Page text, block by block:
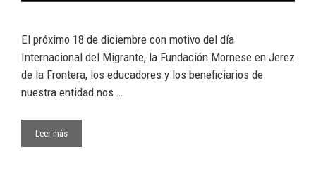
El próximo 18 de diciembre con motivo del día
Internacional del Migrante, la Fundación Mornese en Jerez
de la Frontera, los educadores y los beneficiarios de
nuestra entidad nos …
Leer más